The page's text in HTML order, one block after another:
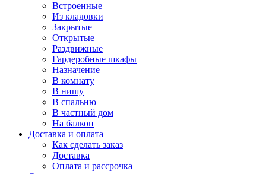
Встроенные
Из кладовки
Закрытые
Открытые
Раздвижные
Гардеробные шкафы
Назначение
В комнату
В нишу
В спальню
В частный дом
На балкон
Доставка и оплата
Как сделать заказ
Доставка
Оплата и рассрочка